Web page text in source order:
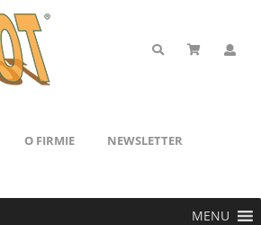
O FIRMIE
NEWSLETTER
MENU